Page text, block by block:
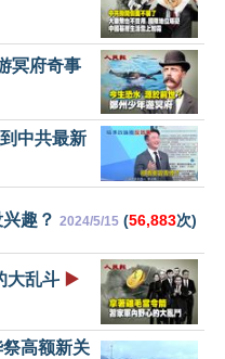
冥府奇事
中共最新
趣？ 2024/5/15 (56,883次)
大乱斗 ▶️
高额新关